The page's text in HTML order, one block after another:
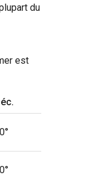
du
est